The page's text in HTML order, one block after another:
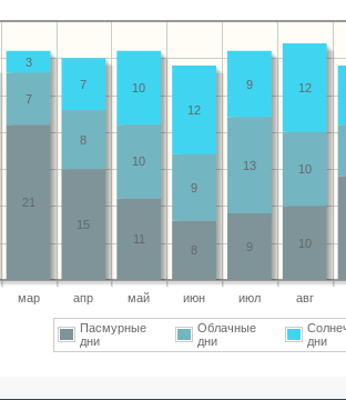
мар апр май июн июл авг
10
9
8
11
15
21
10
13
9
10
8
7
12
9
12
10
7
3
Пасмурные
дни
Облачные
дни
дни